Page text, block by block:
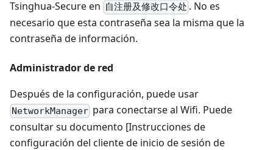
Tsinghua-Secure en 自注册及修改口令处 . No es
necesario que esta contraseña sea la misma que la
contraseña de información.
Administrador de red
Después de la configuración, puede usar
NetworkManager para conectarse al Wifi. Puede
consultar su documento [Instrucciones de
configuración del cliente de inicio de sesión de